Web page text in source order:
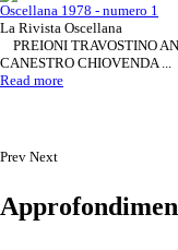
Oscellana 1978 - numero 1
La Rivista Oscellana
PREIONI TRAVOSTINO
CANESTRO CHIOVENDA ...
Read more
Prev Next